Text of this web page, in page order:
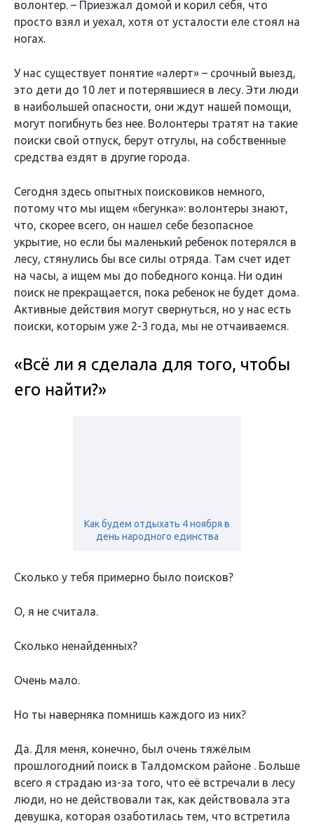
волонтер. – Приезжал домой и корил себя, что
просто взял и уехал, хотя от усталости еле стоял на
ногах.
У нас существует понятие «алерт» – срочный выезд,
это дети до 10 лет и потерявшиеся в лесу. Эти люди
в наибольшей опасности, они ждут нашей помощи,
могут погибнуть без нее. Волонтеры тратят на такие
поиски свой отпуск, берут отгулы, на собственные
средства ездят в другие города.
Сегодня здесь опытных поисковиков немного,
потому что мы ищем «бегунка»: волонтеры знают,
что, скорее всего, он нашел себе безопасное
укрытие, но если бы маленький ребенок потерялся в
лесу, стянулись бы все силы отряда. Там счет идет
на часы, а ищем мы до победного конца. Ни один
поиск не прекращается, пока ребенок не будет дома.
Активные действия могут свернуться, но у нас есть
поиски, которым уже 2-3 года, мы не отчаиваемся.
«Всё ли я сделала для того, чтобы
его найти?»
Как будем отдыхать 4 ноября в
день народного единства
Сколько у тебя примерно было поисков?
О, я не считала.
Сколько ненайденных?
Очень мало.
Но ты наверняка помнишь каждого из них?
Да. Для меня, конечно, был очень тяжёлым
прошлогодний поиск в Талдомском районе . Больше
всего я страдаю из-за того, что её встречали в лесу
люди, но не действовали так, как действовала эта
девушка, которая озаботилась тем, что встретила